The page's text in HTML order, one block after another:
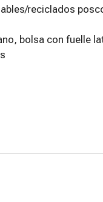
reciclados
bolsa con fuelle